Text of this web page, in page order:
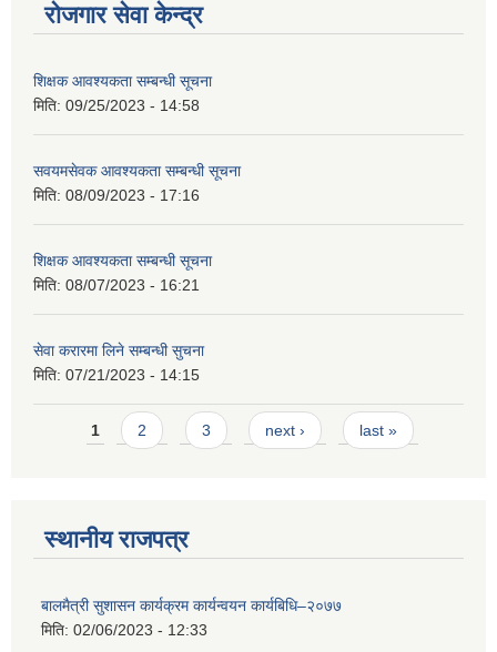
रोजगार सेवा केन्द्र
शिक्षक आवश्यकता सम्बन्धी सूचना
मिति: 09/25/2023 - 14:58
सवयमसेवक आवश्यकता सम्बन्धी सूचना
मिति: 08/09/2023 - 17:16
शिक्षक आवश्यकता सम्बन्धी सूचना
मिति: 08/07/2023 - 16:21
सेवा करारमा लिने सम्बन्धी सुचना
मिति: 07/21/2023 - 14:15
Pages
1 2 3 next › last »
स्थानीय राजपत्र
बालमैत्री सुशासन कार्यक्रम कार्यन्वयन कार्यबिधि–२०७७
मिति: 02/06/2023 - 12:33